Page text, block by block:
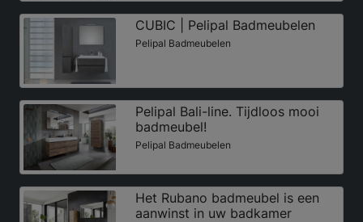
CUBIC | Pelipal Badmeubelen
Pelipal Badmeubelen
Pelipal Bali-line. Tijdloos mooi
badmeubel!
Pelipal Badmeubelen
Het Rubano badmeubel is een
aanwinst in uw badkamer